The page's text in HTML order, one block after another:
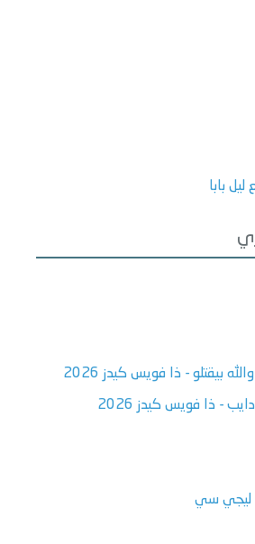
بابا
بيقتلو - ذا فويس كيدز 2026
- ذا فويس كيدز 2026
ليجي سي